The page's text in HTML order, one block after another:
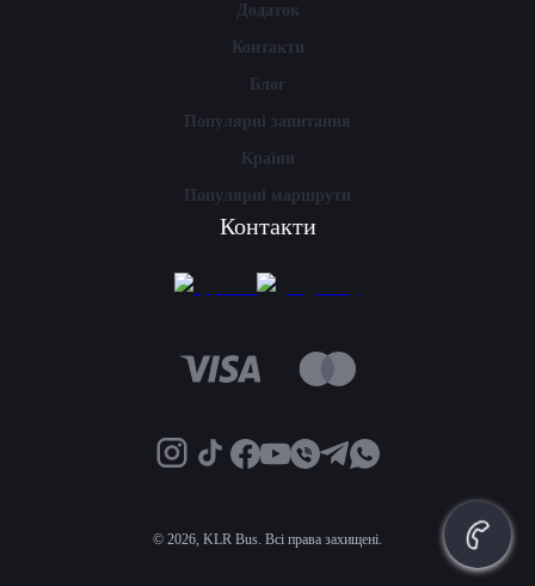
Додаток
Контакти
Блог
Популярні запитання
Країни
Популярні маршрути
Контакти
© 2026, KLR Bus. Всі права захищені.